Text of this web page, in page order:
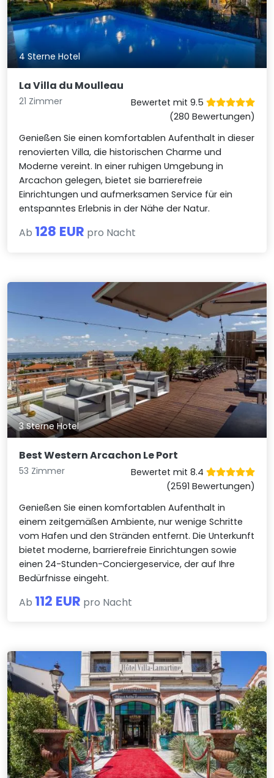
4 Sterne Hotel
La Villa du Moulleau
21 Zimmer
Bewertet mit 9.5
(280 Bewertungen)
Genießen Sie einen komfortablen Aufenthalt in dieser
renovierten Villa, die historischen Charme und
Moderne vereint. In einer ruhigen Umgebung in
Arcachon gelegen, bietet sie barrierefreie
Einrichtungen und aufmerksamen Service für ein
entspanntes Erlebnis in der Nähe der Natur.
Ab 128 EUR pro Nacht
3 Sterne Hotel
Best Western Arcachon Le Port
53 Zimmer
Bewertet mit 8.4
(2591 Bewertungen)
Genießen Sie einen komfortablen Aufenthalt in
einem zeitgemäßen Ambiente, nur wenige Schritte
vom Hafen und den Stränden entfernt. Die Unterkunft
bietet moderne, barrierefreie Einrichtungen sowie
einen 24-Stunden-Conciergeservice, der auf Ihre
Bedürfnisse eingeht.
Ab 112 EUR pro Nacht